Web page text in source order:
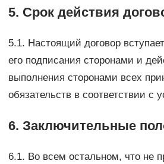
5. Срок действия
5.1. Настоящий договор
его подписания сторонами и
выполнения сторонами всех
обязательств в соответствии с
6. Заключительные
6.1. Во всем остальном, что не